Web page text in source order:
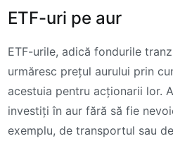
ETF-uri pe aur
ETF-urile, adică fondurile
urmăresc prețul aurului prin
acestuia pentru acționarii lor.
investiți în aur fără să fie
exemplu, de transportul sau